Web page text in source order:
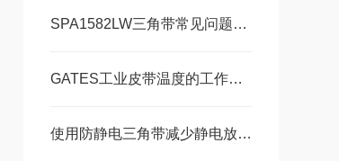
SPA1582LW三角带常见问题解决方法
GATES工业皮带温度的工作范围
使用防静电三角带减少静电放电对设备的影响